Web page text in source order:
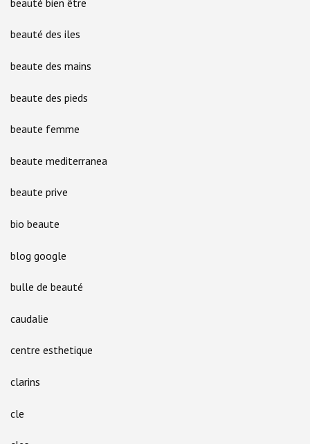
beauté des iles
beaute des mains
beaute des pieds
beaute femme
beaute mediterranea
beaute prive
bio beaute
blog google
bulle de beauté
caudalie
centre esthetique
clarins
cle